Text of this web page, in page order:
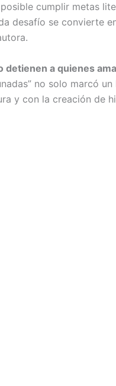
cumplir metas
desafío se convierte
detienen a quienes
no solo marcó
y con la creación de